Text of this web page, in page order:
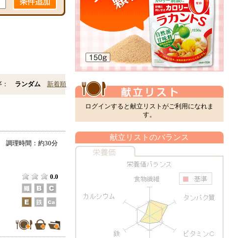
： ランダム 新着順
調理時間：約30分
0.0
ログインすると献立リストがご利用になれま
す。
献立リストのバランス